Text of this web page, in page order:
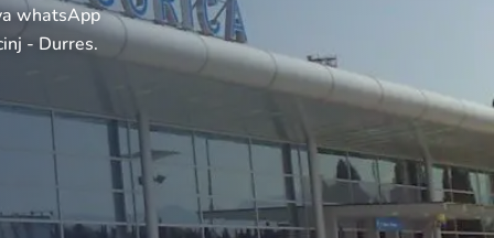
whatsApp
- Durres.